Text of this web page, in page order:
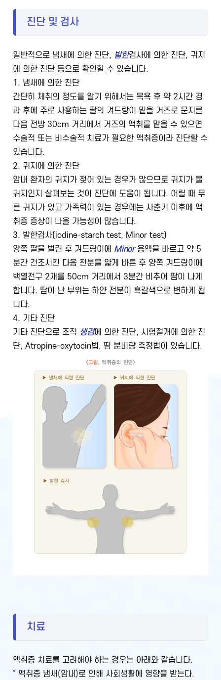
진단 및 검사
일반적으로 냄새에 의한 진단, 발한검사에 의한 진단, 귀지
에 의한 진단 등으로 확인할 수 있습니다.
1. 냄새에 의한 진단
간단히 체취의 정도를 알기 위해서는 목욕 후 약 2시간 경
과 후에 주로 사용하는 팔의 겨드랑이 밑을 거즈로 문지른
다음 전방 30cm 거리에서 거즈의 액취를 맡을 수 있으면
수술적 또는 비수술적 치료가 필요한 액취증이라 진단할 수
있습니다.
2. 귀지에 의한 진단
암내 환자의 귀지가 젖어 있는 경우가 많으므로 귀지가 물
귀지인지 살펴보는 것이 진단에 도움이 됩니다. 어릴 때 무
른 귀지가 있고 가족력이 있는 경우에는 사춘기 이후에 액
취증 증상이 나올 가능성이 많습니다.
3. 발한검사(iodine-starch test, Minor test)
양쪽 팔을 벌린 후 겨드랑이에 Minor용액을 바르고 약 5
분간 건조시킨 다음 전분을 얇게 바른 후 양쪽 겨드랑이에
백열전구 2개를 50cm 거리에서 3분간 비추어 땀이 나게
합니다. 땀이 난 부위는 하얀 전분이 흑갈색으로 변하게 됩
니다.
4. 기타 진단
기타 진단으로 조직 생검에 의한 진단, 시험절개에 의한 진
단, Atropine-oxytocin법, 땀 분비량 측정법이 있습니다.
치료
액취증 치료를 고려해야 하는 경우는 아래와 같습니다.
˚ 액취증 냄새(암내)로 인해 사회생활에 영향을 받는다.